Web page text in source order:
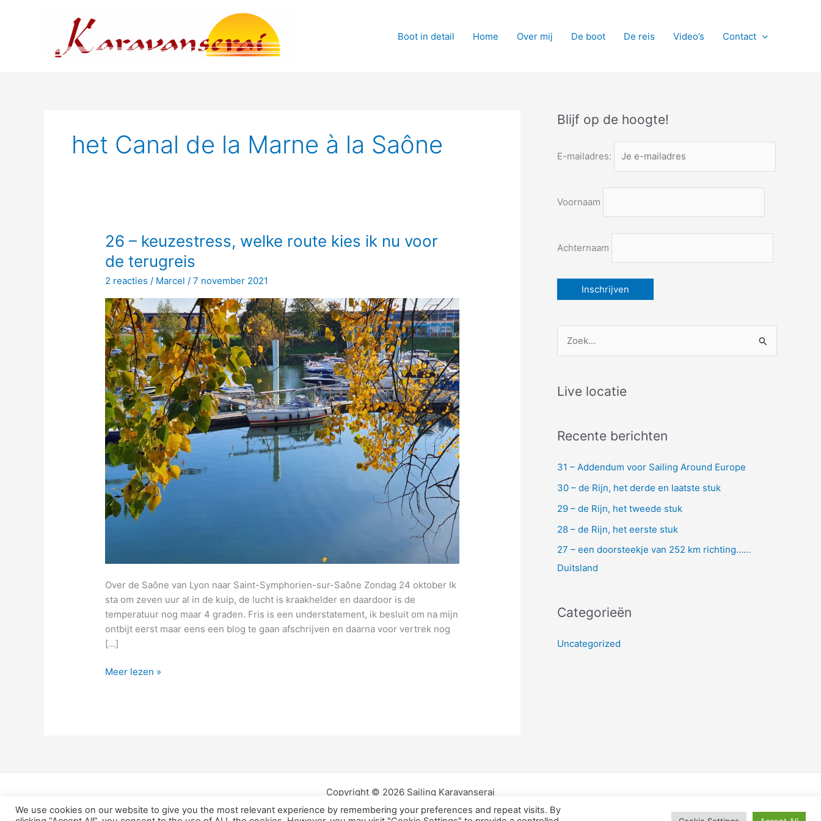
Boot in detail Home Over mij De boot De reis Video’s Contact
het Canal de la Marne à la Saône
26 – keuzestress, welke route kies ik nu voor
de terugreis
2 reacties / Marcel/7 november 2021
Over de Saône van Lyon naar Saint-Symphorien-sur-Saône Zondag 24 oktober Ik
sta om zeven uur al in de kuip, de lucht is kraakhelder en daardoor is de
temperatuur nog maar 4 graden. Fris is een understatement, ik besluit om na mijn
ontbijt eerst maar eens een blog te gaan afschrijven en daarna voor vertrek nog
[…]
26
nu
terugreis
Meer lezen »
Blijf op de hoogte!
E-mailadres:
Voornaam
Achternaam
k
a
r
Live locatie
Recente berichten
31 – Addendum voor Sailing Around Europe
30 – de Rijn, het derde en laatste stuk
29 – de Rijn, het tweede stuk
28 – de Rijn, het eerste stuk
27 – een doorsteekje van 252 km richting……
Duitsland
Categorieën
Uncategorized
Copyright © 2026 Sailing Karavanserai
We use cookies on our website to give you the most relevant experience by remembering your preferences and repeat visits. By